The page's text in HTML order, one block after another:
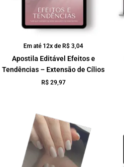
Em até 12x de R$ 3,04
Apostila Editável Efeitos e
Tendências – Extensão de Cílios
R$29,97